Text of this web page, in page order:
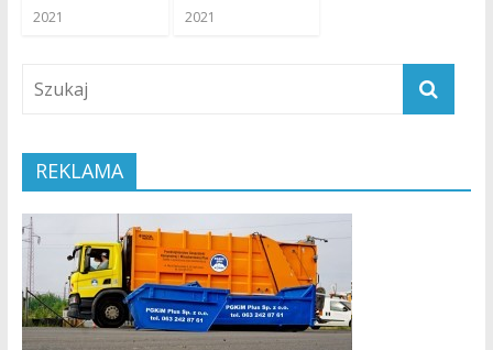
2021
2021
REKLAMA